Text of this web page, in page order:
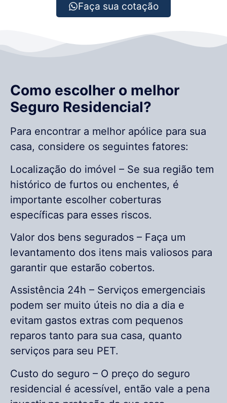
Faça sua cotação
Como escolher o melhor
Seguro Residencial?
Para encontrar a melhor apólice para sua
casa, considere os seguintes fatores:
Localização do imóvel – Se sua região tem
histórico de furtos ou enchentes, é
importante escolher coberturas
específicas para esses riscos.
Valor dos bens segurados – Faça um
levantamento dos itens mais valiosos para
garantir que estarão cobertos.
Assistência 24h – Serviços emergenciais
podem ser muito úteis no dia a dia e
evitam gastos extras com pequenos
reparos tanto para sua casa, quanto
serviços para seu PET.
Custo do seguro – O preço do seguro
residencial é acessível, então vale a pena